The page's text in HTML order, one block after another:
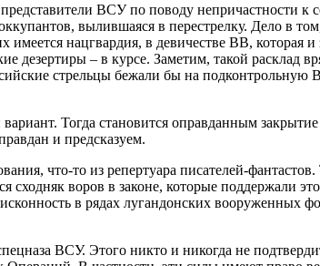
ВСУ по поводу непричастности к
вылившаяся в перестрелку. Дело в
имеется нацгвардия, в девичестве ВВ,
дезертиры – в курсе. Заметим, такой
стрельцы бежали бы на
Тогда становится оправданным
и предсказуем.
что-то из репертуара писателей-
сходняк воров в законе, которые поддержали
в рядах лугандонских вооруженных
ВСУ. Этого никто и никогда не